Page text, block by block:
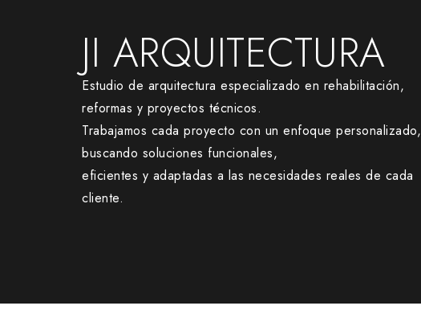
JI ARQUITECTURA
Estudio de arquitectura especializado en rehabilitación,
reformas y proyectos técnicos.
Trabajamos cada proyecto con un enfoque personalizado,
buscando soluciones funcionales,
eficientes y adaptadas a las necesidades reales de cada
cliente.